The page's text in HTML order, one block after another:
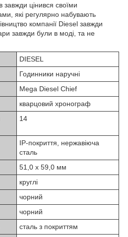
завжди цінився своїми
які регулярно набувають
компанії Diesel завжди
завжди були в моді, та не
DIESEL
Годинники наручні
Mega Diesel Chief
кварцовий хронограф
14
IP-покриття, нержавіюча
сталь
51,0 х 59,0 мм
круглі
чорний
чорний
сталь з покриттям